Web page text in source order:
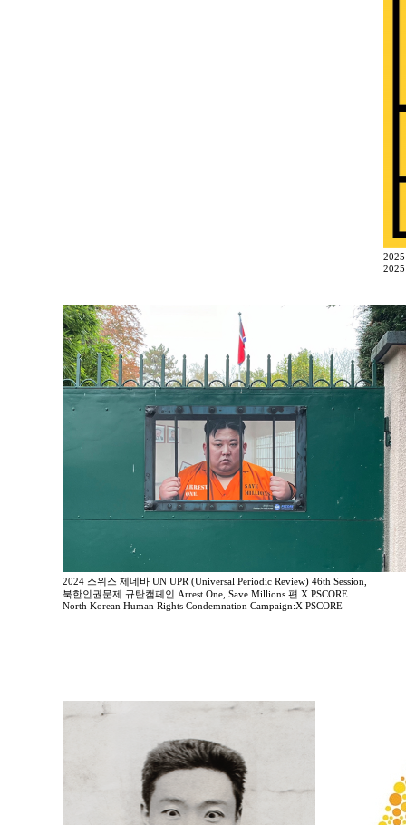
2024 스위스 제네바 UN UPR (Universal Periodic Review) 46th Session,
북한인권문제 규탄캠페인 Arrest One, Save Millions 편 X PSCORE
North Korean Human Rights Condemnation Campaign:X PSCORE